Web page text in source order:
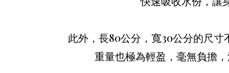
此外，長80公分，寬30公分的尺
重量也極為輕盈，毫無負擔